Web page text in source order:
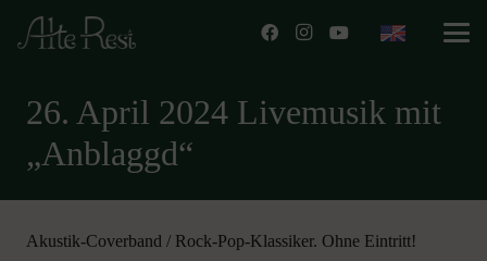
26. April 2024 Livemusik mit
„Anblaggd“
Akustik-Coverband / Rock-Pop-Klassiker. Ohne Eintritt!